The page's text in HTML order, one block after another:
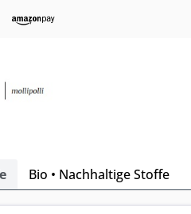
Bio • Nachhaltige Stoffe